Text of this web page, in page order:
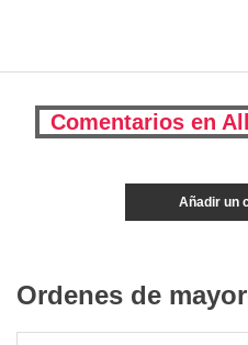
Comentarios en
Añadir un
Ordenes de